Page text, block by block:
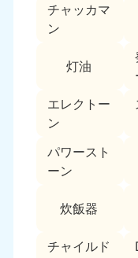
チャッカマ
ン
灯油
エレクトー
ン
パワースト
ーン
炊飯器
チャイルド
050-1881-
9:00〜19:00 年中
050-1881-
9:00〜19:00 年
奈良県
050-1881-